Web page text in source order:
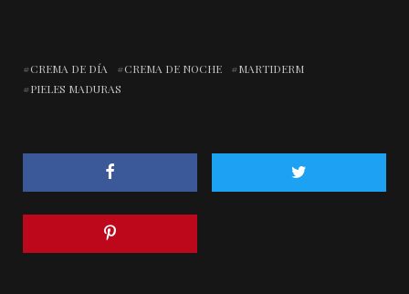
CREMA DE DÍA CREMA DE NOCHE
MARTIDERM
PIELES MADURAS